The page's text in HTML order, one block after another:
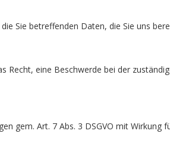
Sie betreffenden Daten, die Sie uns
Recht, eine Beschwerde bei der
gem. Art. 7 Abs. 3 DSGVO mit Wirkung